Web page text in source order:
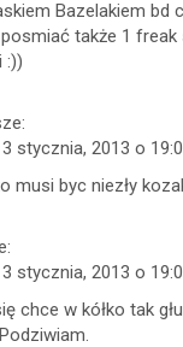
Bazelakiem bd
także 1 freak
:))
stycznia, 2013 o
musi byc niezły
stycznia, 2013 o
chce w kółko tak